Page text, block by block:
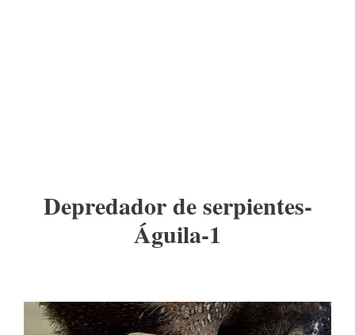
Depredador de serpientes-
Águila-1